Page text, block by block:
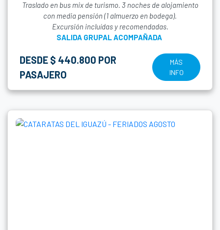
Traslado en bus mix de turismo. 3 noches de alojamiento
con media pensión (1 almuerzo en bodega).
Excursión incluídas y recomendadas.
SALIDA GRUPAL ACOMPAÑADA
DESDE $ 440.800 POR
PASAJERO
MÁS
INFO